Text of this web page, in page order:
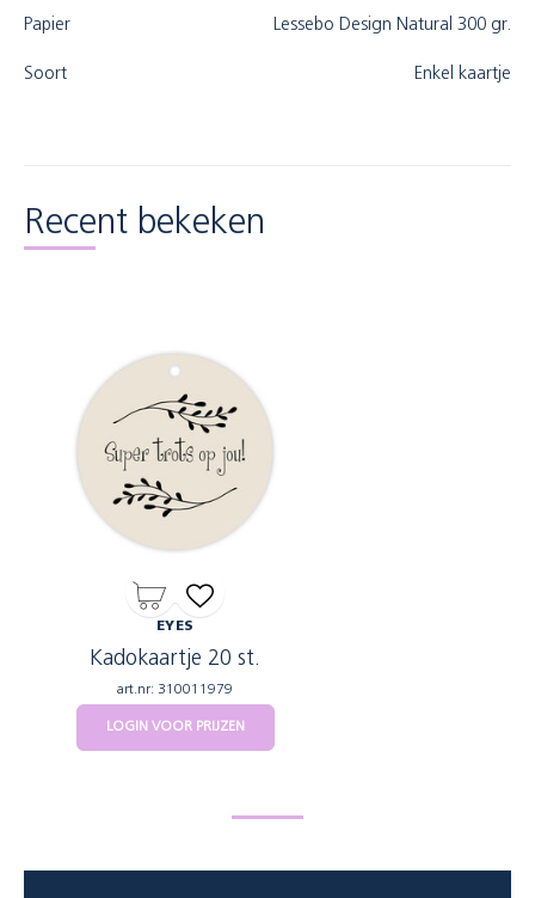
Papier Lessebo Design Natural 300 gr.
Soort Enkel kaartje
Recent bekeken
EYES
Kadokaartje 20 st.
art.nr: 310011979
LOGIN VOOR PRIJZEN